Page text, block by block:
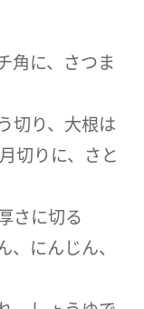
角に、さつま
切り、大根は
切りに、さと
さに切る
にんじん、